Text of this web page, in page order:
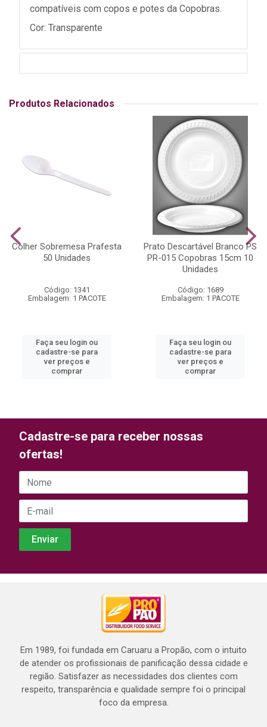
compatíveis com copos e potes da Copobras.
Cor: Transparente
Produtos Relacionados
Colher Sobremesa Prafesta
50 Unidades
Código: 1341
Embalagem: 1 PACOTE
Faça seu login ou
cadastre-se para
ver preços e
comprar
Prato Descartável Branco PS
PR-015 Copobras 15cm 10
Unidades
Código: 1689
Embalagem: 1 PACOTE
Faça seu login ou
cadastre-se para
ver preços e
comprar
Cadastre-se para receber nossas
ofertas!
Em 1989, foi fundada em Caruaru a Propão, com o intuito
de atender os profissionais de panificação dessa cidade e
região. Satisfazer as necessidades dos clientes com
respeito, transparência e qualidade sempre foi o principal
foco da empresa.